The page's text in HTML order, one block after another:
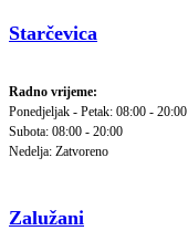
Starčevica
Radno vrijeme:
Ponedjeljak - Petak: 08:00 - 20:00
Subota: 08:00 - 20:00
Nedelja: Zatvoreno
Zalužani